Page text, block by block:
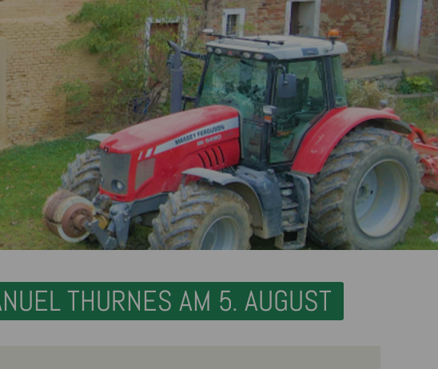
THURNES AM 5. AUGUST